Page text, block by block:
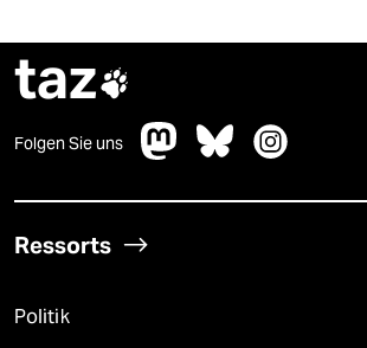
taz
Folgen Sie uns
Ressorts
Politik